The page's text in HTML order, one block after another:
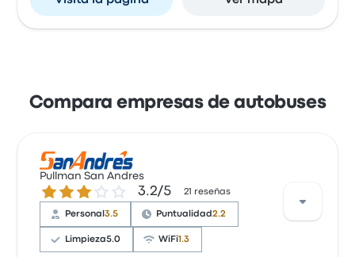
Compara empresas de autobuses
Pullman San Andres
3.2 sobre 5 estrellas
3.2/5 21 reseñas
Personal3.5 Puntualidad2.2
Limpieza5.0 WiFi1.3